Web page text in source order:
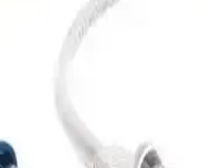
yüksek hız ve dayanıklılık
ile ev ve ofislerde güvenilir
Kablosu: Yüksek
Çözümü